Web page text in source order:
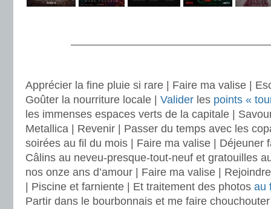
Apprécier la fine pluie si rare | Faire ma valise |
Goûter la nourriture locale | Valider les points «
les immenses espaces verts de la capitale |
Metallica | Revenir | Passer du temps avec les
soirées au fil du mois | Faire ma valise | Déjeuner
Câlins au neveu-presque-tout-neuf et gratouilles
nos onze ans d’amour | Faire ma valise |
| Piscine et farniente | Et traitement des photos au
Partir dans le bourbonnais et me faire